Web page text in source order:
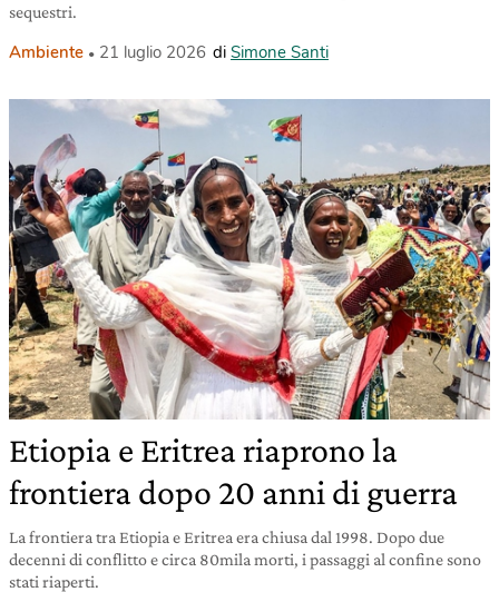
sequestri.
Ambiente 21 luglio 2026 di Simone Santi
Etiopia e Eritrea riaprono la
frontiera dopo 20 anni di guerra
La frontiera tra Etiopia e Eritrea era chiusa dal 1998. Dopo due
decenni di conflitto e circa 80mila morti, i passaggi al confine sono
stati riaperti.